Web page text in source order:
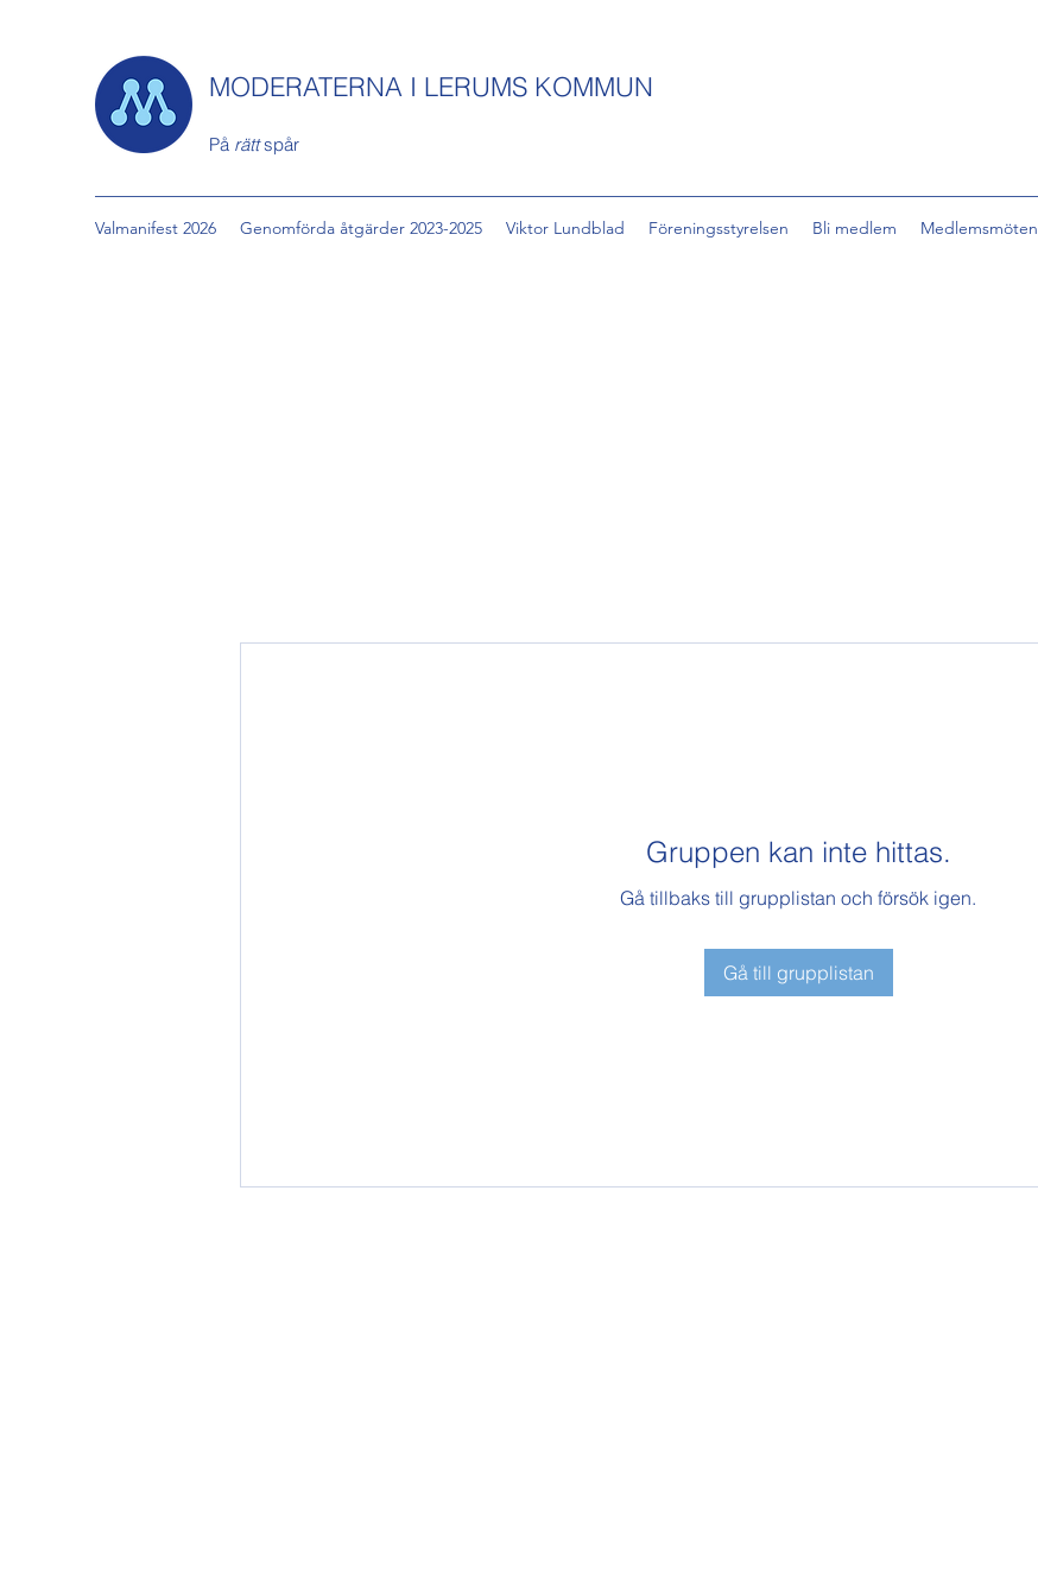
MODERATERNA I LERUMS KOMMUN
På rättspår
Valmanifest 2026 Genomförda åtgärder 2023-2025 Viktor Lundblad Föreningsstyrelsen Bli medlem Medlemsmöten
Gruppen kan inte hittas.
Gå tillbaks till grupplistan och försök igen.
Gå till grupplistan